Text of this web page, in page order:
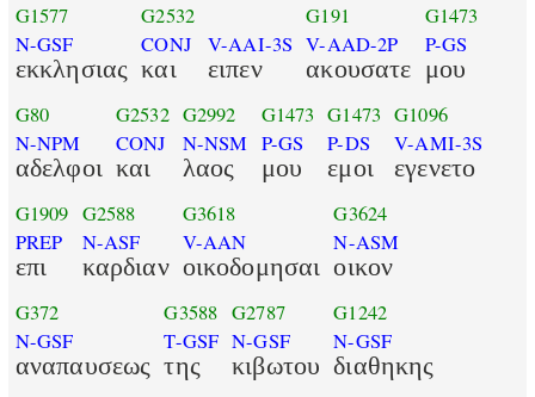
G1577
N-GSF
εκκλησιας
G2532
CONJ
και
V-AAI-3S
ειπεν
G191
V-AAD-2P
ακουσατε
G1473
P-GS
μου
G80
N-NPM
αδελφοι
G2532
CONJ
και
G2992
N-NSM
λαος
G1473
P-GS
μου
G1473
P-DS
εμοι
G1096
V-AMI-3S
εγενετο
G1909
PREP
επι
G2588
N-ASF
καρδιαν
G3618
V-AAN
οικοδομησαι
G3624
N-ASM
οικον
G372
N-GSF
αναπαυσεως
G3588
T-GSF
της
G2787
N-GSF
κιβωτου
G1242
N-GSF
διαθηκης